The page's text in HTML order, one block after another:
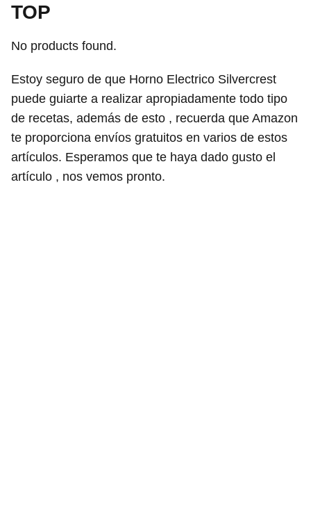
TOP
No products found.
Estoy seguro de que Horno Electrico Silvercrest
puede guiarte a realizar apropiadamente todo tipo
de recetas, además de esto , recuerda que Amazon
te proporciona envíos gratuitos en varios de estos
artículos. Esperamos que te haya dado gusto el
artículo , nos vemos pronto.